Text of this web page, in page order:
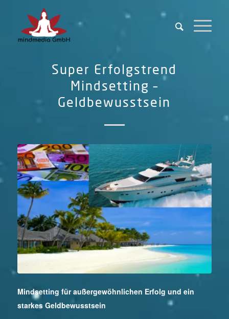
Super Erfolgstrend
Mindsetting –
Geldbewusstsein
Mindsetting für außergewöhnlichen Erfolg und ein
starkes Geldbewusstsein